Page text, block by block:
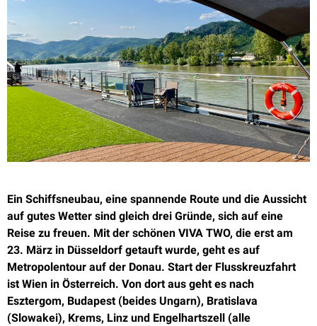
Ein Schiffsneubau, eine spannende Route und die Aussicht
auf gutes Wetter sind gleich drei Gründe, sich auf eine
Reise zu freuen. Mit der schönen VIVA TWO, die erst am
23. März in Düsseldorf getauft wurde, geht es auf
Metropolentour auf der Donau. Start der Flusskreuzfahrt
ist Wien in Österreich. Von dort aus geht es nach
Esztergom, Budapest (beides Ungarn), Bratislava
(Slowakei), Krems, Linz und Engelhartszell (alle